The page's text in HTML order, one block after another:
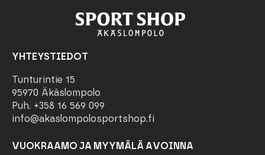
YHTEYSTIEDOT
Tunturintie 15
95970 Äkäslompolo
Puh. +358 16 569 099
info@akaslompolosportshop.fi
VUOKRAAMO JA MYYMÄLÄ AVOINNA